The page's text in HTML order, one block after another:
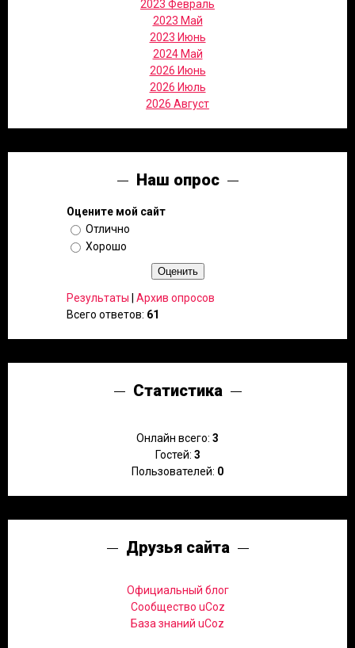
2023 Февраль
2023 Май
2023 Июнь
2024 Май
2026 Июнь
2026 Июль
2026 Август
Наш опрос
Оцените мой сайт
Отлично
Хорошо
Результаты | Архив опросов
Всего ответов: 61
Статистика
Онлайн всего: 3
Гостей: 3
Пользователей: 0
Друзья сайта
Официальный блог
Сообщество uCoz
База знаний uCoz